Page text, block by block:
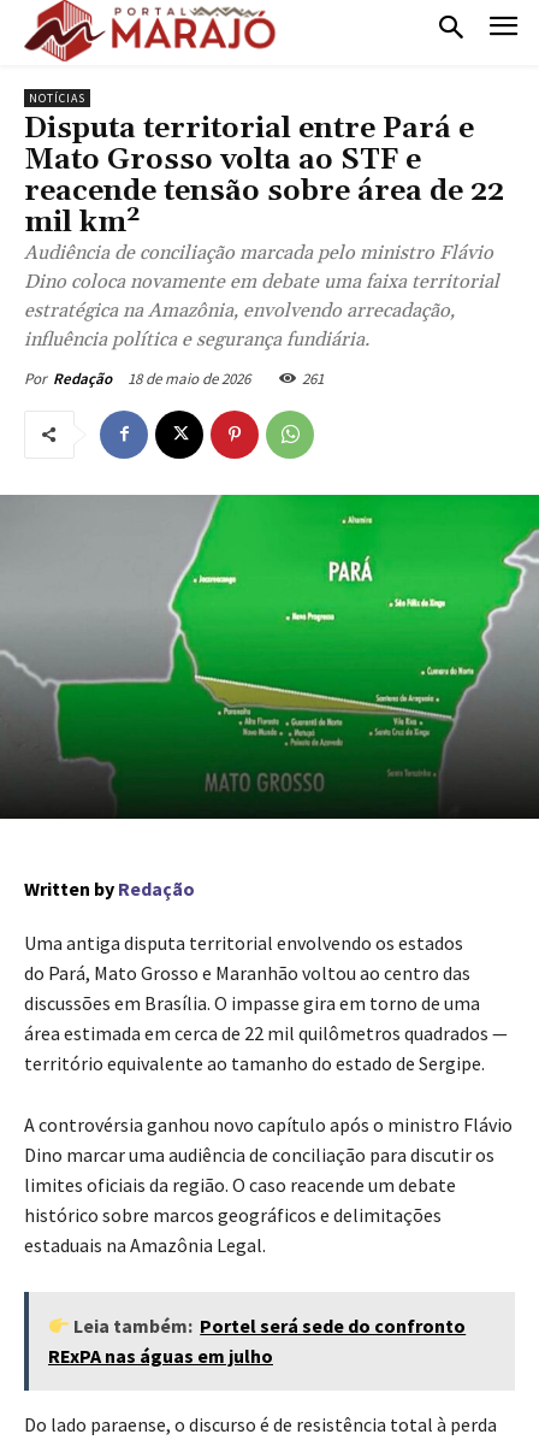
NOTÍCIAS
Disputa territorial entre Pará e
Mato Grosso volta ao STF e
reacende tensão sobre área de 22
mil km²
Audiência de conciliação marcada pelo ministro Flávio
Dino coloca novamente em debate uma faixa territorial
estratégica na Amazônia, envolvendo arrecadação,
influência política e segurança fundiária.
Por Redação 18 de maio de 2026 261
Written by Redação
Uma antiga disputa territorial envolvendo os estados
do Pará, Mato Grosso e Maranhão voltou ao centro das
discussões em Brasília. O impasse gira em torno de uma
área estimada em cerca de 22 mil quilômetros quadrados —
território equivalente ao tamanho do estado de Sergipe.
A controvérsia ganhou novo capítulo após o ministro Flávio
Dino marcar uma audiência de conciliação para discutir os
limites oficiais da região. O caso reacende um debate
histórico sobre marcos geográficos e delimitações
estaduais na Amazônia Legal.
Leia também: Portel será sede do confronto
RExPA nas águas em julho
Do lado paraense, o discurso é de resistência total à perda